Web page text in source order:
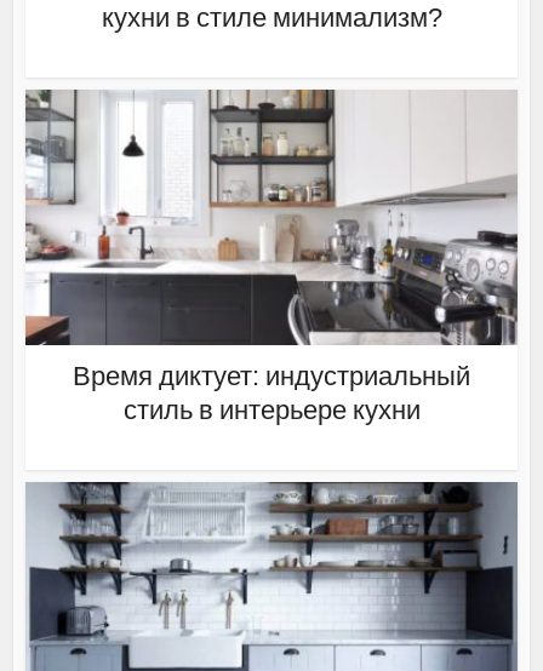
кухни в стиле минимализм?
Время диктует: индустриальный
стиль в интерьере кухни